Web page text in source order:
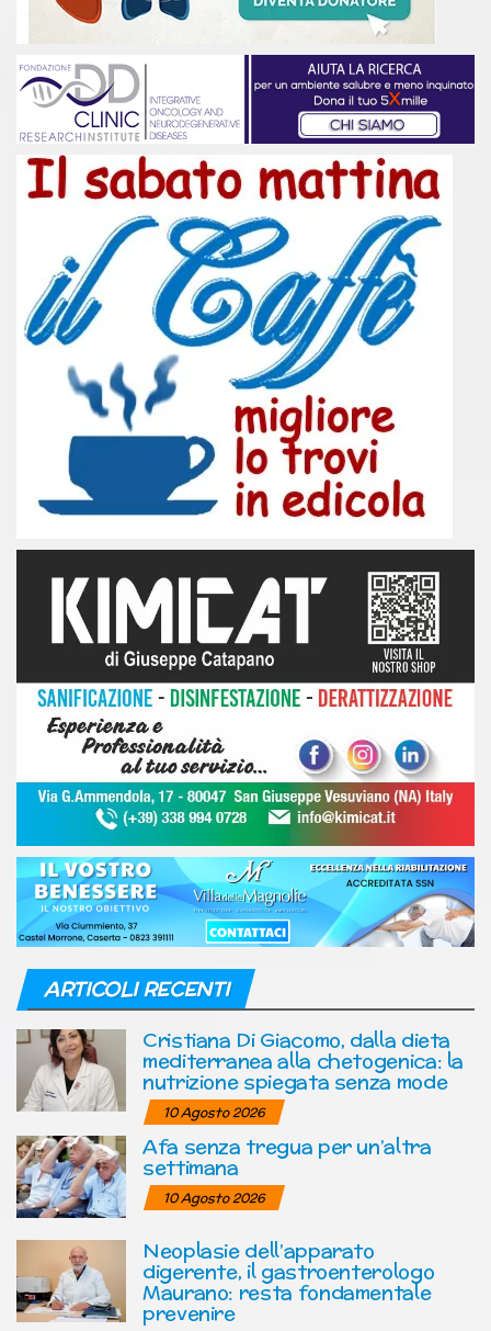
ARTICOLI RECENTI
Cristiana Di Giacomo, dalla dieta
mediterranea alla chetogenica: la
nutrizione spiegata senza mode
10 Agosto 2026
Afa senza tregua per un’altra
settimana
10 Agosto 2026
Neoplasie dell’apparato
digerente, il gastroenterologo
Maurano: resta fondamentale
prevenire